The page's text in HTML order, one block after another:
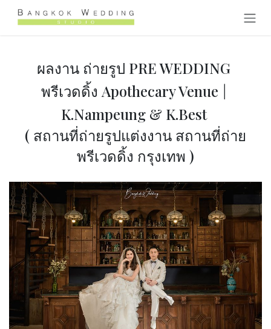
Skip to Content
ผลงาน ถ่ายรูป PRE WEDDING
พรีเวดดิ้ง Apothecary Venue |
K.Nampeung & K.Best
( สถานที่ถ่ายรูปแต่งงาน สถานที่ถ่าย
พรีเวดดิ้ง กรุงเทพ )